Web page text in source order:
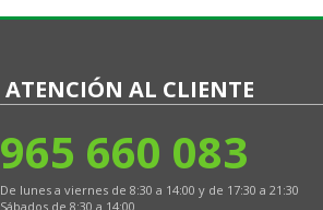
ATENCIÓN AL CLIENTE
965 660 083
De lunes a viernes de 8:30 a 14:00 y de 17:30 a 21:30
Sábados de 8:30 a 14:00